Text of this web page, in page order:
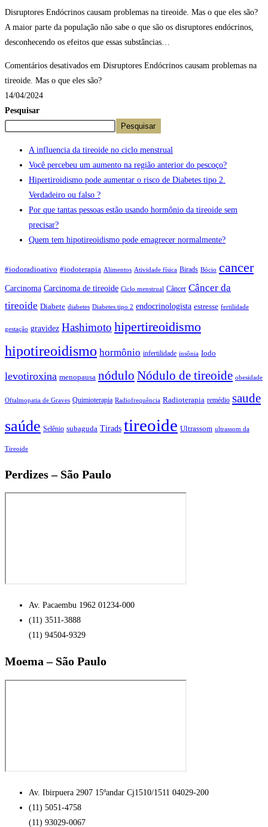
Disruptores Endócrinos causam problemas na tireoide. Mas o que eles são?
A maior parte da população não sabe o que são os disruptores endócrinos,
desconhecendo os efeitos que essas substâncias…
Comentários desativados em Disruptores Endócrinos causam problemas na
tireoide. Mas o que eles são?
14/04/2024
Pesquisar
Pesquisar
A influencia da tireoide no ciclo menstrual
Você percebeu um aumento na região anterior do pescoço?
Hipertiroidismo pode aumentar o risco de Diabetes tipo 2.
Verdadeiro ou falso ?
Por que tantas pessoas estão usando hormônio da tireoide sem
precisar?
Quem tem hipotireoidismo pode emagrecer normalmente?
#iodoradioativo #iodoterapia Alimentos Atividade física Birads Bócio cancer
Carcinoma Carcinoma de tireoide Ciclo menstrual Câncer Câncer da
tireoide Diabete diabetes Diabetes tipo 2 endocrinologista estresse fertilidade
gestação gravidez Hashimoto hipertireoidismo
hipotireoidismo hormônio infertilidade insônia Iodo
levotiroxina menopausa nódulo Nódulo de tireoide obesidade
Oftalmopatia de Graves Quimioterapia Radiofrequência Radioterapia remédio saude
saúde Selênio subaguda Tirads tireoide Ultrassom ultrassom da
Tireoide
Perdizes – São Paulo
Av. Pacaembu 1962 01234-000
(11) 3511-3888
(11) 94504-9329
Moema – São Paulo
Av. Ibirpuera 2907 15ºandar Cj1510/1511 04029-200
(11) 5051-4758
(11) 93029-0067